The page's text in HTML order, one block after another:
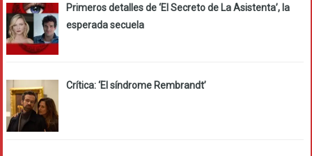
Primeros detalles de ‘El Secreto de La Asistenta’, la
esperada secuela
Crítica: ‘El síndrome Rembrandt’